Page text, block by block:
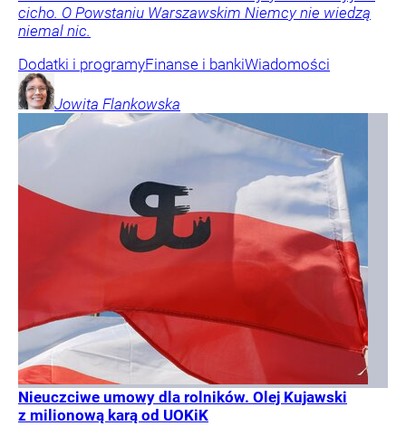
cicho. O Powstaniu Warszawskim Niemcy nie wiedzą
niemal nic.
Dodatki i programyFinanse i bankiWiadomości
Jowita Flankowska
Nieuczciwe umowy dla rolników. Olej Kujawski
z milionową karą od UOKiK